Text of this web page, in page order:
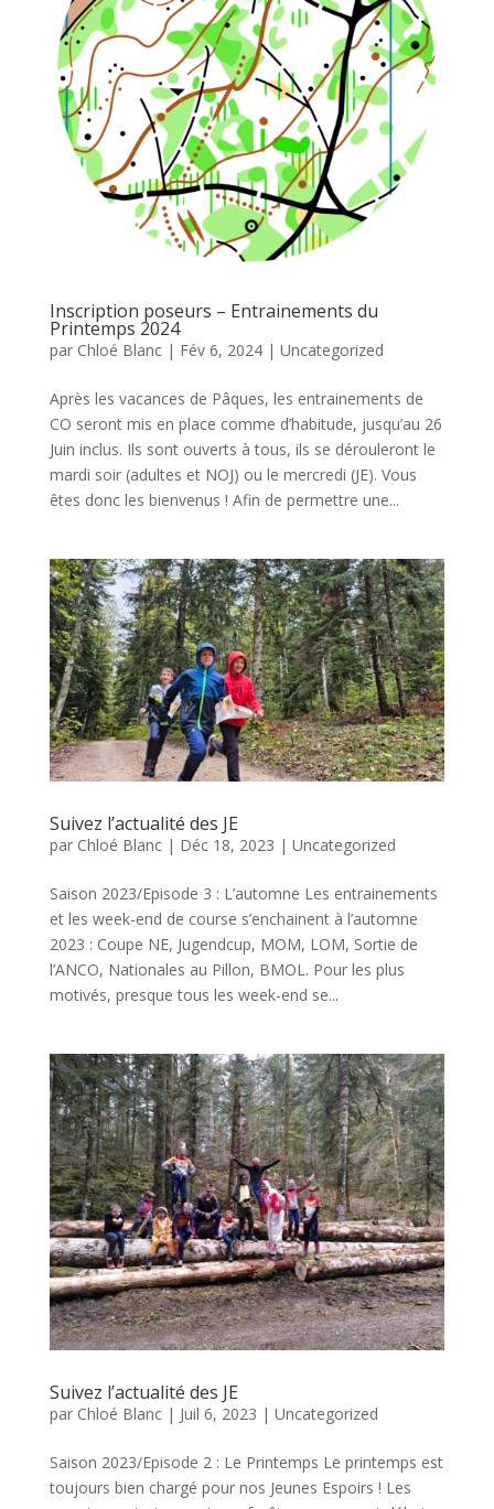
Inscription poseurs – Entrainements du
Printemps 2024
par Chloé Blanc| Fév 6, 2024| Uncategorized
Après les vacances de Pâques, les entrainements de
CO seront mis en place comme d’habitude, jusqu’au 26
Juin inclus. Ils sont ouverts à tous, ils se dérouleront le
mardi soir (adultes et NOJ) ou le mercredi (JE). Vous
êtes donc les bienvenus ! Afin de permettre une...
Suivez l’actualité des JE
par Chloé Blanc| Déc 18, 2023 | Uncategorized
Saison 2023/Episode 3 : L’automne Les entrainements
et les week-end de course s’enchainent à l’automne
2023 : Coupe NE, Jugendcup, MOM, LOM, Sortie de
l’ANCO, Nationales au Pillon, BMOL. Pour les plus
motivés, presque tous les week-end se...
Suivez l’actualité des JE
par Chloé Blanc| Juil 6, 2023 | Uncategorized
Saison 2023/Episode 2 : Le Printemps Le printemps est
toujours bien chargé pour nos Jeunes Espoirs ! Les